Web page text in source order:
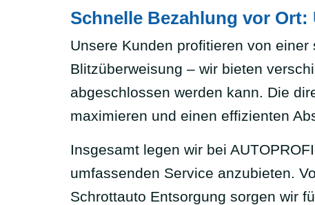
Schnelle Bezahlung vor
Unsere Kunden profitieren von
Blitzüberweisung – wir bieten
abgeschlossen werden kann. Die
maximieren und einen effizienten
Insgesamt legen wir bei
umfassenden Service anzubieten.
Schrottauto Entsorgung sorgen wir